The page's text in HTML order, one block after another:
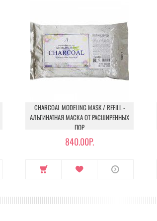
CHARCOAL MODELING MASK / REFILL -
АЛЬГИНАТНАЯ МАСКА ОТ РАСШИРЕННЫХ
ПОР
840.00Р.